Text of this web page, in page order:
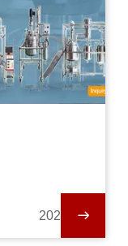
2024-01-19